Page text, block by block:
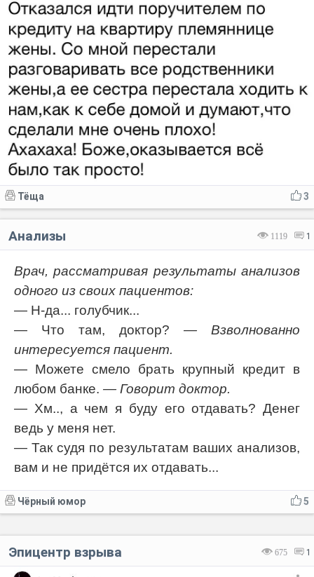
3
Тёща
1119 1
Анализы
Врач, рассматривая результаты анализов
одного из своих пациентов:
— Н-да... голубчик...
— Что там, доктор? — Взволнованно
интересуется пациент.
— Можете смело брать крупный кредит в
любом банке. — Говорит доктор.
— Хм.., а чем я буду его отдавать? Денег
ведь у меня нет.
— Так судя по результатам ваших анализов,
вам и не придётся их отдавать...
5
Чёрный юмор
675 1
Эпицентр взрыва